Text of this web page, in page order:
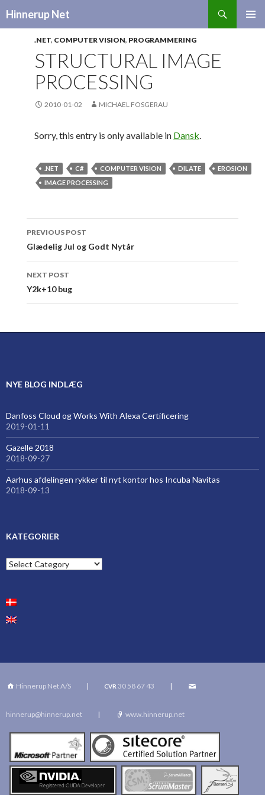
Hinnerup Net
.NET, COMPUTER VISION, PROGRAMMERING
STRUCTURAL IMAGE
PROCESSING
2010-01-02 MICHAEL FOSGERAU
Sorry, this entry is only available in Dansk.
.NET C# COMPUTER VISION DILATE
EROSION
IMAGE PROCESSING
Post
navigation
PREVIOUS POST
Glædelig Jul og Godt Nytår
NEXT POST
Y2k+10 bug
NYE BLOG INDLÆG
Danfoss Cloud og Works With Alexa Certificering
2019-01-11
Gazelle 2018
2018-09-27
Aarhus afdelingen rykker til nyt kontor hos Incuba Navitas
2018-09-13
KATEGORIER
Kategorier
Hinnerup Net A/S | CVR 30 58 67 43 |
hinnerup@hinnerup.net | www.hinnerup.net